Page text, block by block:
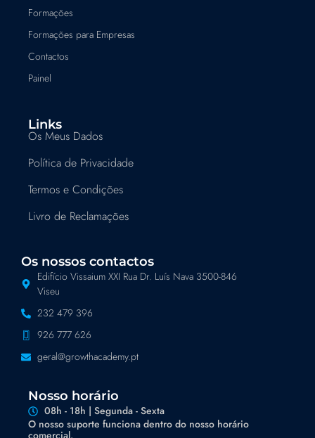
Formações
Formações para Empresas
Contactos
Painel
Links
Os Meus Dados
Política de Privacidade
Termos e Condições
Livro de Reclamações
Os nossos contactos
Edifício Vissaium XXI Rua Dr. Luís Nava 3500-846
Viseu
232 479 396
926 777 626
geral@growthacademy.pt
Nosso horário
08h - 18h | Segunda - Sexta
O nosso suporte funciona dentro do nosso horário